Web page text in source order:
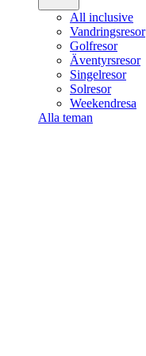
All inclusive
Vandringsresor
Golfresor
Äventyrsresor
Singelresor
Solresor
Weekendresa
Alla teman